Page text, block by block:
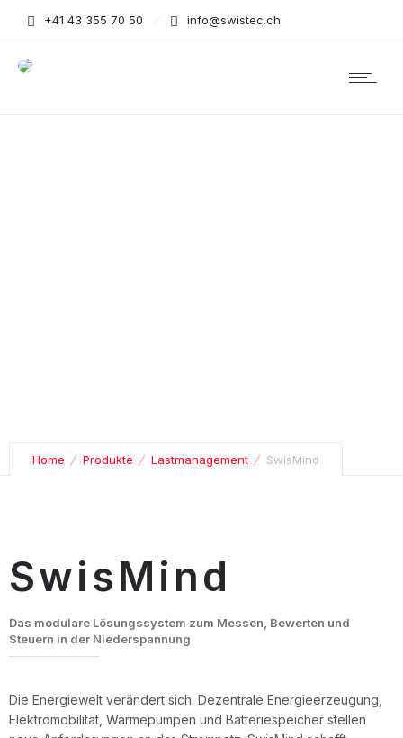
+41 43 355 70 50 info@swistec.ch
Home Produkte Lastmanagement SwisMind
SwisMind
Das modulare Lösungssystem zum Messen, Bewerten und
Steuern in der Niederspannung
Die Energiewelt verändert sich. Dezentrale Energieerzeugung,
Elektromobilität, Wärmepumpen und Batteriespeicher stellen